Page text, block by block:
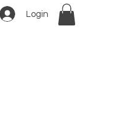
Login